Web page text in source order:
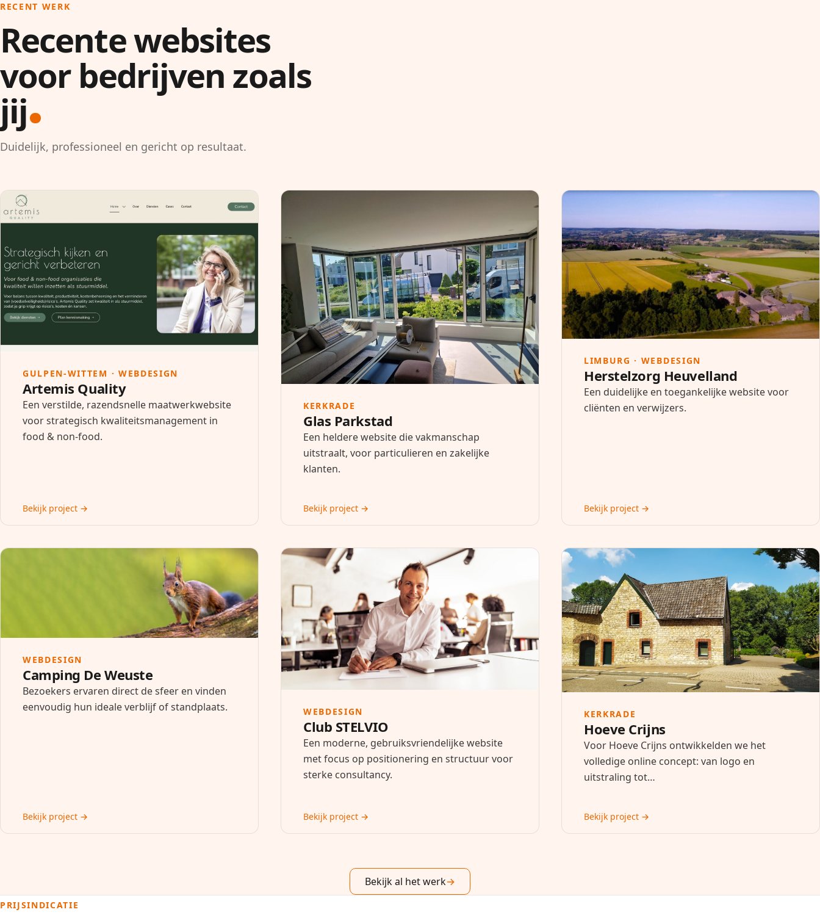
RECENT WERK
Recente websites
voor bedrijven zoals
jij
Duidelijk, professioneel en gericht op resultaat.
GULPEN-WITTEM · WEBDESIGN
Artemis Quality
Een verstilde, razendsnelle maatwerkwebsite
voor strategisch kwaliteitsmanagement in
food & non-food.
Bekijk project →
KERKRADE
Glas Parkstad
Een heldere website die vakmanschap
uitstraalt, voor particulieren en zakelijke
klanten.
Bekijk project →
LIMBURG · WEBDESIGN
Herstelzorg Heuvelland
Een duidelijke en toegankelijke website voor
cliënten en verwijzers.
Bekijk project →
WEBDESIGN
Camping De Weuste
Bezoekers ervaren direct de sfeer en vinden
eenvoudig hun ideale verblijf of standplaats.
Bekijk project →
WEBDESIGN
Club STELVIO
Een moderne, gebruiksvriendelijke website
met focus op positionering en structuur voor
sterke consultancy.
Bekijk project →
KERKRADE
Hoeve Crijns
Voor Hoeve Crijns ontwikkelden we het
volledige online concept: van logo en
uitstraling tot…
Bekijk project →
Bekijk al het werk→
PRIJSINDICATIE